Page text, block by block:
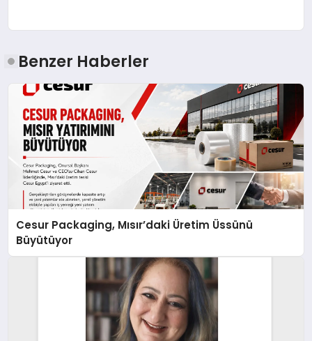
Benzer Haberler
Cesur Packaging, Mısır’daki Üretim Üssünü
Büyütüyor